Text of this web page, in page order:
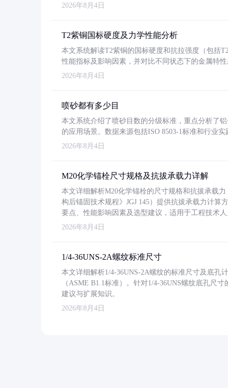
2026年8月4日
T2紫铜国标硬度及力学性能分析
本文系统解读T2紫铜的国标硬度和抗拉强度（包括
性能指标及影响因素，并对比不同状态下的金属特性
2026年8月4日
喷砂都有多少目
本文系统介绍了喷砂目数的分级标准，重点分析了
的应用场景。数据来源包括ISO 8503-1标准和行业
2026年8月4日
M20化学锚栓尺寸规格及抗拔承载力详解
本文详细解析M20化学锚栓的尺寸规格和抗拔承载
构后锚固技术规程》JGJ 145）提供抗拔承载力计算
要点、性能影响因素及选型建议，适用于工程技术人
2026年8月4日
1/4-36UNS-2A螺纹标准尺寸
本文详细解析1/4-36UNS-2A螺纹的标准尺寸及底孔
（ASME B1.1标准）。针对1/4-36UNS螺纹底孔尺
建议与扩展知识。
2026年8月4日